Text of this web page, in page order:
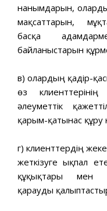
нанымдарын,
мақсаттарын,
басқа
байланыстарын
в) олардың қадір-
өз
әлеуметтік
қарым-қатынас құру
г) клиенттердің
жеткізуге ықпал
құқықтары мен
қарауды